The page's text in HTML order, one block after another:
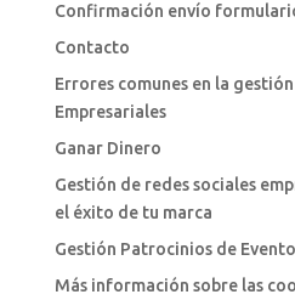
Confirmación envío
Contacto
Errores comunes en la
Empresariales
Ganar Dinero
Gestión de redes sociales
el éxito de tu marca
Gestión Patrocinios de
Más información sobre las